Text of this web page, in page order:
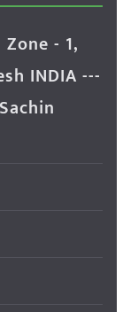
- 1,
INDIA ---